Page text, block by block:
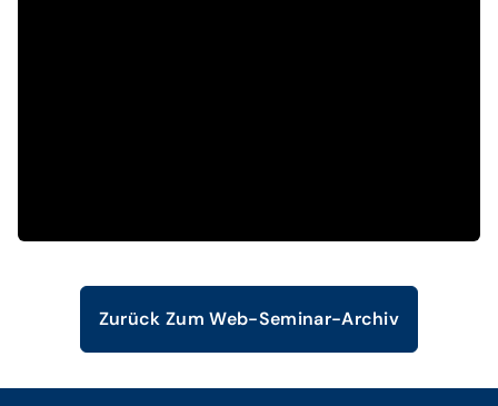
Zurück Zum Web-Seminar-Archiv